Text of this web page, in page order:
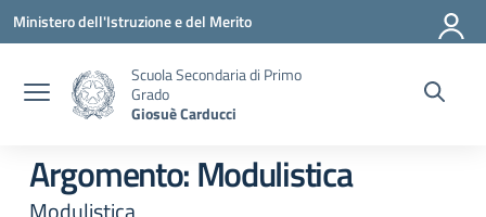
Vai ai contenuti
Vai al menu di navigazione
Vai al footer
Ministero dell'Istruzione e del Merito
Scuola Secondaria di Primo
Grado
Giosuè Carducci
Argomento: Modulistica